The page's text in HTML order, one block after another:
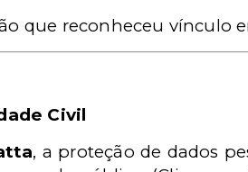
que reconheceu vínculo
Civil
, a proteção de dados